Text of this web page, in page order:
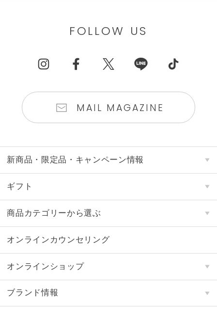
FOLLOW US
MAIL MAGAZINE
新商品・限定品・キャンペーン情報
ギフト
商品カテゴリーから選ぶ
オンラインカウンセリング
オンラインショップ
ブランド情報